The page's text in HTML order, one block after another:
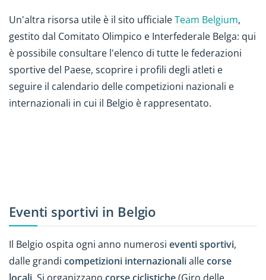
Un'altra risorsa utile è il sito ufficialeTeam Belgium,
gestito dal Comitato Olimpico e Interfederale Belga: qui
è possibile consultare l'elenco di tutte le federazioni
sportive del Paese, scoprire i profili degli atleti e
seguire il calendario delle competizioni nazionali e
internazionali in cui il Belgio è rappresentato.
Eventi sportivi in Belgio
Il Belgio ospita ogni anno numerosi eventi sportivi,
dalle grandi competizioni internazionaliallecorse